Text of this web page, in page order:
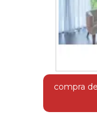
compra